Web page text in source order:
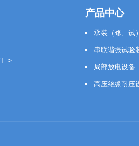
>
产品中心
串联谐振试验
局部放电设备
高压绝缘耐压